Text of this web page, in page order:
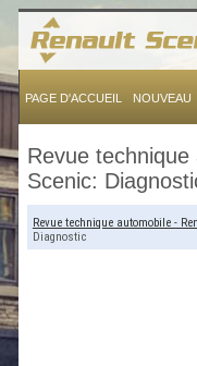
PAGE D'ACCUEIL NOUVEAU
Revue
Scenic:
Revue technique automobile -
Diagnostic